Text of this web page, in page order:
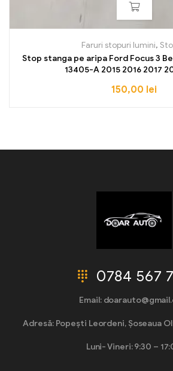
Faruri stopuri lumini,
Stop stanga pe aripa Ford Focus 3
13405-A 2015 2016 2017
150,00 lei
0784 567
Email:
Adresă: Popești Leordeni, Șoseaua
Luni- Vineri: 9:30 –